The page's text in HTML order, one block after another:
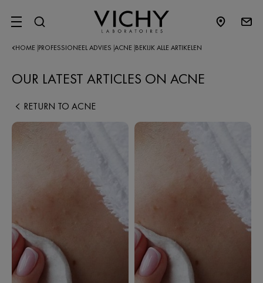
SITE MENU
HOME PROFESSIONEEL ADVIES ACNE BEKIJK ALLE ARTIKELEN
OUR LATEST ARTICLES ON ACNE
RETURN TO ACNE